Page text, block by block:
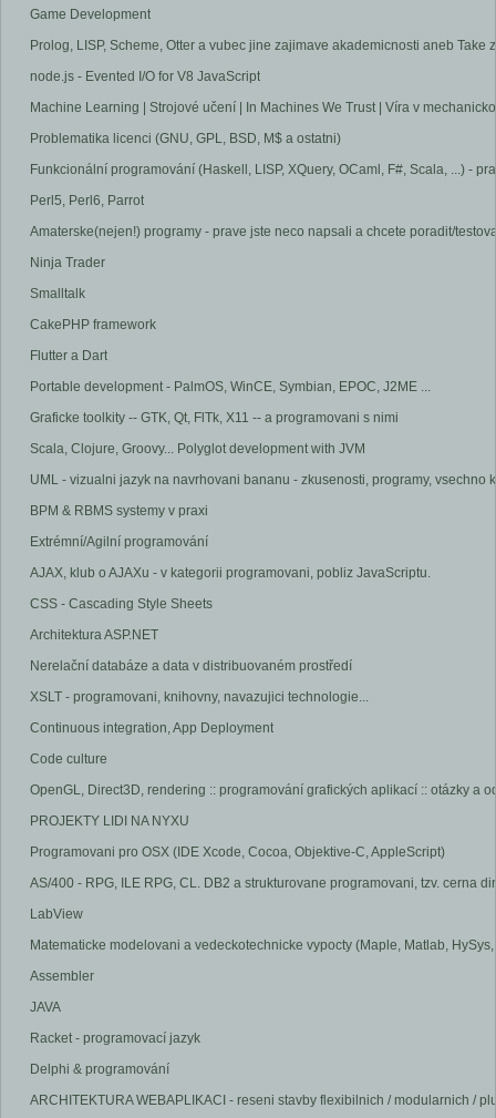
Game Development
Prolog, LISP, Scheme, Otter a vubec jine zajimave akademicnosti aneb
node.js - Evented I/O for V8 JavaScript
Machine Learning | Strojové učení | In Machines We Trust | Víra v
Problematika licenci (GNU, GPL, BSD, M$ a ostatni)
Funkcionální programování (Haskell, LISP, XQuery, OCaml, F#, Scala, ...) -
Perl5, Perl6, Parrot
Amaterske(nejen!) programy - prave jste neco napsali a chcete poradit/
Ninja Trader
Smalltalk
CakePHP framework
Flutter a Dart
Portable development - PalmOS, WinCE, Symbian, EPOC, J2ME ...
Graficke toolkity -- GTK, Qt, FlTk, X11 -- a programovani s nimi
Scala, Clojure, Groovy... Polyglot development with JVM
UML - vizualni jazyk na navrhovani bananu - zkusenosti, programy, vsechno
BPM & RBMS systemy v praxi
Extrémní/Agilní programování
AJAX, klub o AJAXu - v kategorii programovani, pobliz JavaScriptu.
CSS - Cascading Style Sheets
Architektura ASP.NET
Nerelační databáze a data v distribuovaném prostředí
XSLT - programovani, knihovny, navazujici technologie...
Continuous integration, App Deployment
Code culture
OpenGL, Direct3D, rendering :: programování grafických aplikací :: otázky a
PROJEKTY LIDI NA NYXU
Programovani pro OSX (IDE Xcode, Cocoa, Objektive-C, AppleScript)
AS/400 - RPG, ILE RPG, CL. DB2 a strukturovane programovani, tzv. cerna
LabView
Matematicke modelovani a vedeckotechnicke vypocty (Maple, Matlab,
Assembler
JAVA
Racket - programovací jazyk
Delphi & programování
ARCHITEKTURA WEBAPLIKACI - reseni stavby flexibilnich / modularnich /